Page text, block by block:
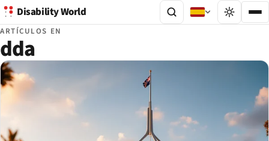
Disability World
ARTÍCULOS EN
dda